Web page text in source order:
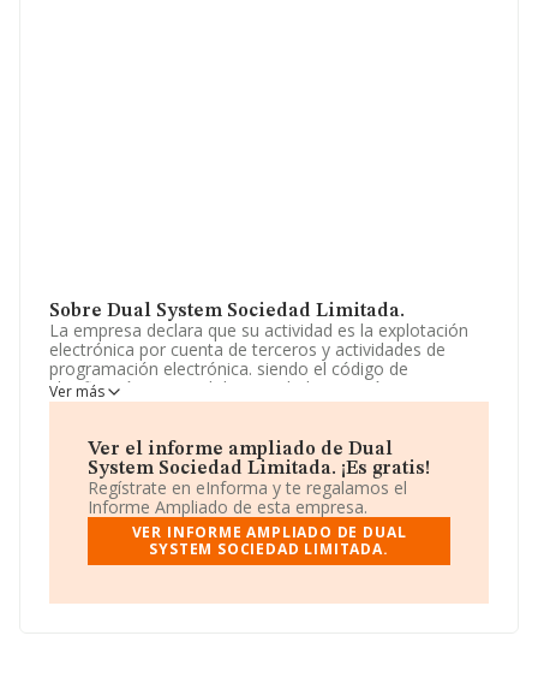
Sobre Dual System Sociedad Limitada.
La empresa declara que su actividad es la explotación
electrónica por cuenta de terceros y actividades de
programación electrónica. siendo el código de
clasificación nacional de actividades económicas
(c.n.a.e.) de la actividad principal el 62.01. La empresa es
con código '%cnae%'. La empresa no tiene actividad en
mercados exteriores.
No ha habido variación en cuanto al número de
empleados con respecto al 2023 y teniendo en cuenta
la información a disposición de INFORMA, ha contado
con un número de empleados inferior a la media de
Ver más
Ver el informe ampliado de Dual
System Sociedad Limitada. ¡Es gratis!
Regístrate en eInforma y te regalamos el
Informe Ampliado de esta empresa.
VER INFORME AMPLIADO DE DUAL
SYSTEM SOCIEDAD LIMITADA.